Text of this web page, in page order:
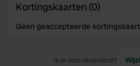
Kortingskaarten (0)
Geen geaccepteerde
Is er iets veranderd?